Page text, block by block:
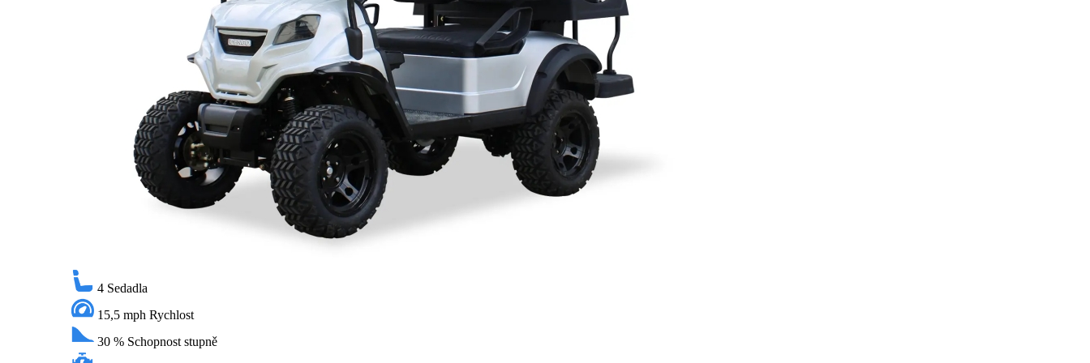
4 Sedadla
15,5 mph Rychlost
30 % Schopnost stupně